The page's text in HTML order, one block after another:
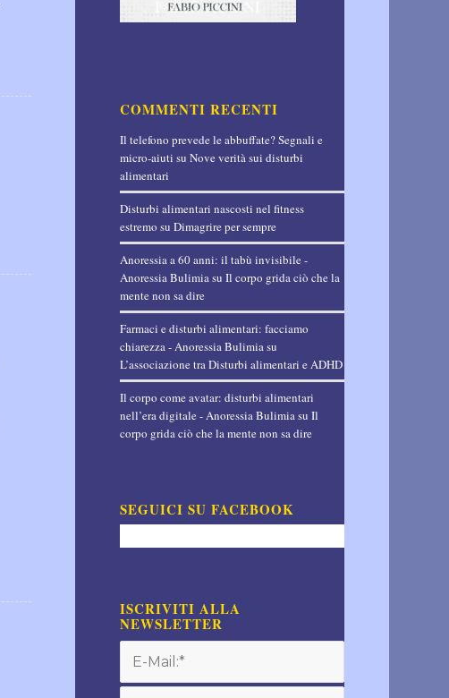
COMMENTI RECENTI
Il telefono prevede le abbuffate? Segnali e
micro-aiuti suNove verità sui disturbi
alimentari
Disturbi alimentari nascosti nel fitness
estremo suDimagrire per sempre
Anoressia a 60 anni: il tabù invisibile -
Anoressia BulimiasuIl corpo grida ciò che la
mente non sa dire
Farmaci e disturbi alimentari: facciamo
chiarezza - Anoressia Bulimiasu
L’associazione tra Disturbi alimentari e ADHD
Il corpo come avatar: disturbi alimentari
nell’era digitale - Anoressia BulimiasuIl
corpo grida ciò che la mente non sa dire
SEGUICI SU FACEBOOK
ISCRIVITI ALLA
NEWSLETTER